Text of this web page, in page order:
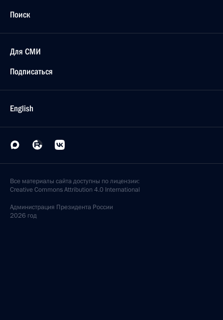
Поиск
Для СМИ
Подписаться
English
Все материалы сайта доступны по лицензии:
Creative Commons Attribution 4.0 International
Администрация Президента России
2026 год